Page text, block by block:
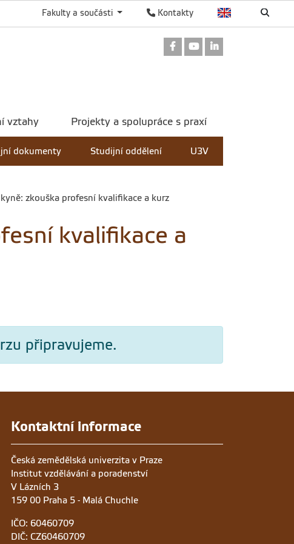
Kontakty
Fakulty a součásti
Odkaz na Facebook
Odkaz na Youtube
dokumenty Studijní oddělení U3V
vztahy Projekty a spolupráce s praxí
zkouška profesní kvalifikace a kurz
kvalifikace a
připravujeme.
Kontaktní informace
Česká zemědělská univerzita v Praze
Institut vzdělávání a poradenství
V Lázních 3
159 00 Praha 5 - Malá Chuchle
IČO: 60460709
DIČ: CZ60460709